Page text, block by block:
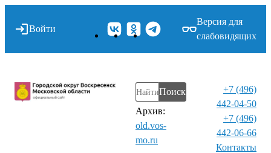
Войти
Версия для
слабовидящих
Поиск
Архив:
old.vos-
mo.ru
+7 (496)
442-04-50
+7 (496)
442-06-66
Контакты⁠